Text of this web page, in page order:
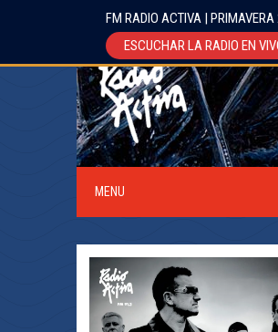
MENU
FM RADIO ACTIVA |
ESCUCHAR LA RADIO EN